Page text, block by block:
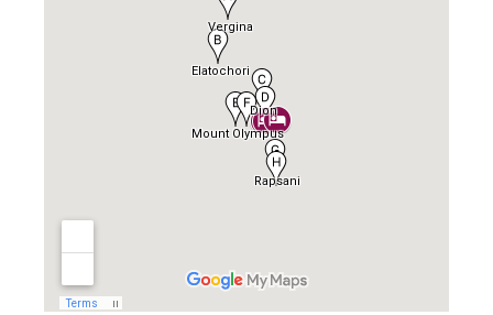
לחצו לרשימת היעדים »
לחצו לרשימת היעדים »
קרוזים והפלגות נופשלחצו לרשימת היעדים »